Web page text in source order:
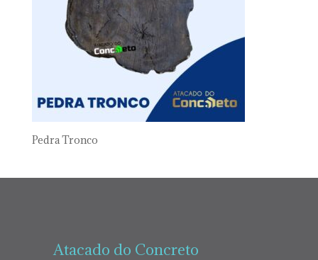
Pedra Tronco
Atacado do Concreto